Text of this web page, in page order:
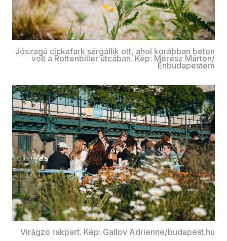
Jószagú cickafark sárgállik ott, ahol korábban beton
volt a Rottenbiller utcában. Kép: Merész Márton/
Énbudapestem
Virágzó rakpart. Kép: Gallov Adrienne/budapest.hu